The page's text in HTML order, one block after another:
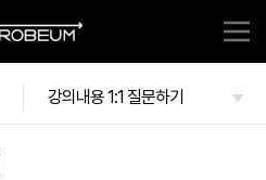
강의내용 1:1 질문하기